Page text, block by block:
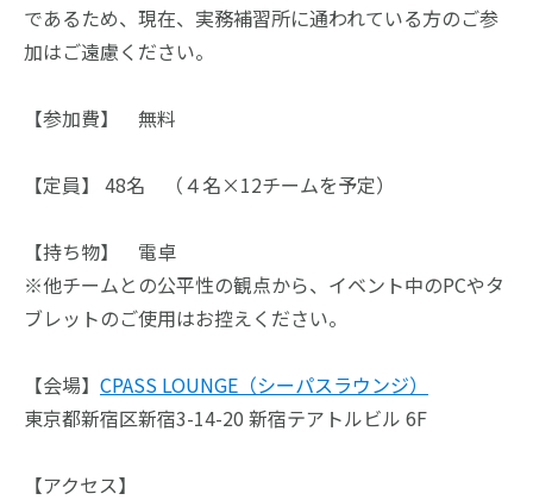
であるため、現在、実務補習所に通われている方のご参
加はご遠慮ください。
【参加費】　無料
【定員】 48名　（４名×12チームを予定）
【持ち物】　電卓
※他チームとの公平性の観点から、イベント中のPCやタ
ブレットのご使用はお控えください。
【会場】 CPASS LOUNGE（シーパスラウンジ）
東京都新宿区新宿3-14-20 新宿テアトルビル 6F
【アクセス】